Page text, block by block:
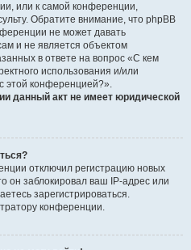
или к самой конференции,
Обратите внимание, что phpBB
не может давать
и не является объектом
в ответе на вопрос «С кем
использования и/или
этой конференцией?».
данный акт не имеет юридической
отключил регистрацию новых
он заблокировал ваш IP-адрес или
зарегистрироваться.
конференции.